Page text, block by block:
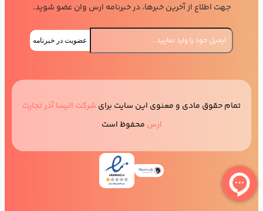
جهت اطلاع از آخرین خبرها، در خبرنامه ارس وان عضو شوید.
عضویت در خبرنامه
تمام حقوق مادی و معنوی این سایت برای شرکت الیسا آذر تجارت
ارس محفوظ است